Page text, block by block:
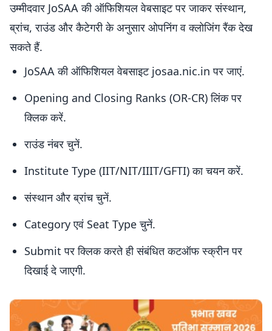
उम्मीदवार JoSAA की ऑफिशियल वेबसाइट पर जाकर संस्थान,
ब्रांच, राउंड और कैटेगरी के अनुसार ओपनिंग व क्लोजिंग रैंक देख
सकते हैं.
JoSAA की ऑफिशियल वेबसाइट josaa.nic.in पर जाएं.
Opening and Closing Ranks (OR-CR) लिंक पर
क्लिक करें.
राउंड नंबर चुनें.
Institute Type (IIT/NIT/IIIT/GFTI) का चयन करें.
संस्थान और ब्रांच चुनें.
Category एवं Seat Type चुनें.
Submit पर क्लिक करते ही संबंधित कटऑफ स्क्रीन पर
दिखाई दे जाएगी.